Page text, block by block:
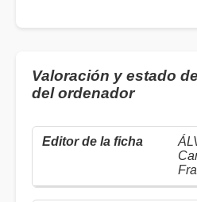
Valoración y estado
del ordenador